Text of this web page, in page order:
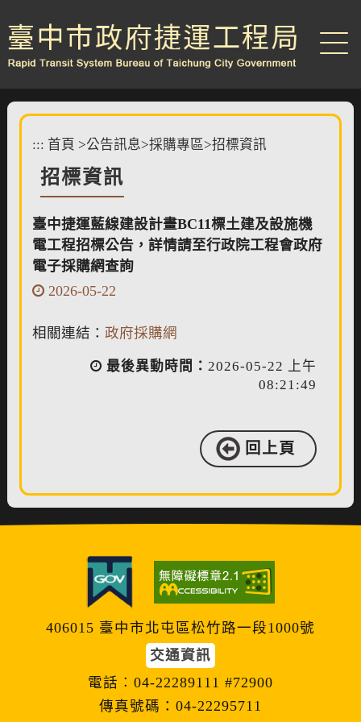
到
主
要
::: 首頁 >公告訊息>採購專區>招標資訊
招標資訊
臺中捷運藍線建設計畫BC11標土建及設施機
電工程招標公告，詳情請至行政院工程會政府
電子採購網查詢
2026-05-22
相關連結： 政府採購網
最後異動時間： 2026-05-22 上午
08:21:49
回上頁
406015 臺中市北屯區松竹路一段1000號
交通資訊
電話︰04-22289111 #72900
傳真號碼：04-22295711